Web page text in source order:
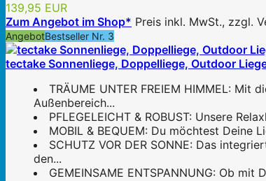
139,95 EUR
Zum Angebot im Shop* Preis inkl. MwSt., zzgl.
AngebotBestseller Nr. 3
tectake Sonnenliege, Doppelliege, Outdoor
TRÄUME UNTER FREIEM HIMMEL:
Außenbereich...
PFLEGELEICHT & ROBUST: Unsere
MOBIL & BEQUEM: Du möchtest Deine
SCHUTZ VOR DER SONNE: Das
den...
GEMEINSAME ENTSPANNUNG: Ob